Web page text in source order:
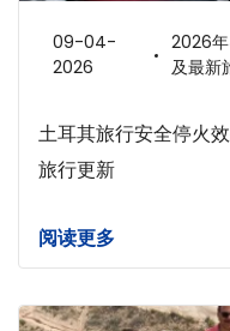
09-04-
2026
2026
及最新
土耳其旅行安全停火
旅行更新
阅读更多